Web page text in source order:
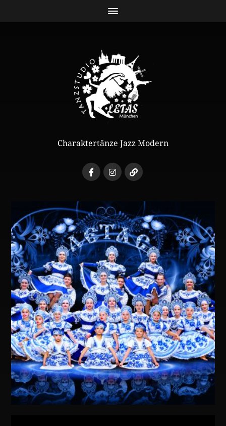
Charaktertänze Jazz Modern